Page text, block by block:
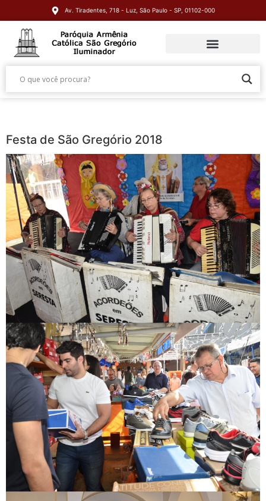
Av. Tiradentes, 718 - Luz, São Paulo - SP, 01102-000
Festa de São Gregório 2018